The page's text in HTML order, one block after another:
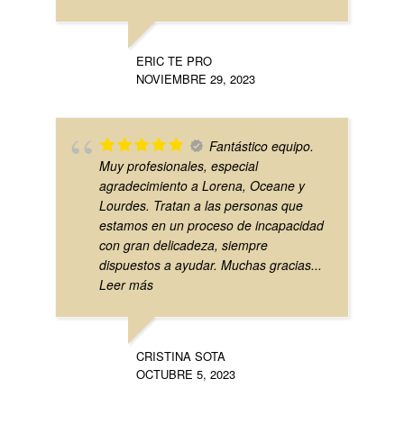
ERIC TE PRO
NOVIEMBRE 29, 2023
Fantástico equipo.
Muy profesionales, especial
agradecimiento a Lorena, Oceane y
Lourdes. Tratan a las personas que
estamos en un proceso de incapacidad
con gran delicadeza, siempre
dispuestos a ayudar. Muchas gracias...
Leer más
CRISTINA SOTA
OCTUBRE 5, 2023